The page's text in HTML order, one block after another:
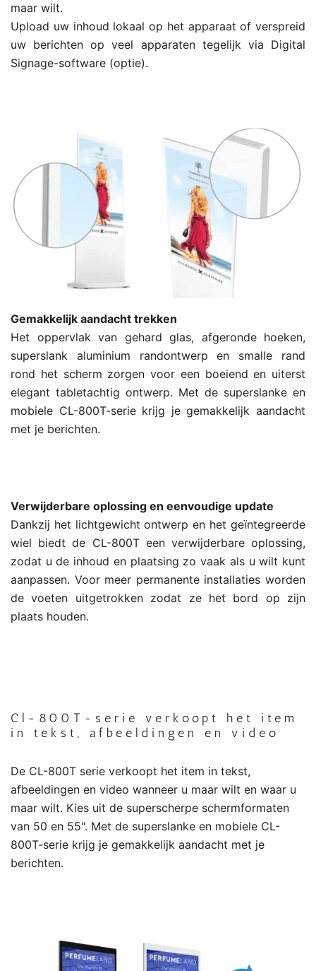
maar wilt.
Upload uw inhoud lokaal op het apparaat of verspreid
uw berichten op veel apparaten tegelijk via Digital
Signage-software (optie).
Gemakkelijk aandacht trekken
Het oppervlak van gehard glas, afgeronde hoeken,
superslank aluminium randontwerp en smalle rand
rond het scherm zorgen voor een boeiend en uiterst
elegant tabletachtig ontwerp. Met de superslanke en
mobiele CL-800T-serie krijg je gemakkelijk aandacht
met je berichten.
Verwijderbare oplossing en eenvoudige update
Dankzij het lichtgewicht ontwerp en het geïntegreerde
wiel biedt de CL-800T een verwijderbare oplossing,
zodat u de inhoud en plaatsing zo vaak als u wilt kunt
aanpassen. Voor meer permanente installaties worden
de voeten uitgetrokken zodat ze het bord op zijn
plaats houden.
Cl-800T-serie verkoopt het item
in tekst, afbeeldingen en video
De CL-800T serie verkoopt het item in tekst,
afbeeldingen en video wanneer u maar wilt en waar u
maar wilt. Kies uit de superscherpe schermformaten
van 50 en 55". Met de superslanke en mobiele CL-
800T-serie krijg je gemakkelijk aandacht met je
berichten.